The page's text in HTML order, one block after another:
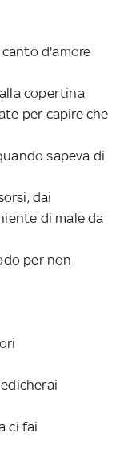
d'amore
copertina
per capire che
sapeva di
dai
di male da
per non
ci fai